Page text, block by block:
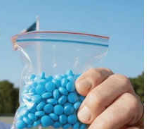
Electrical Bill By 90%